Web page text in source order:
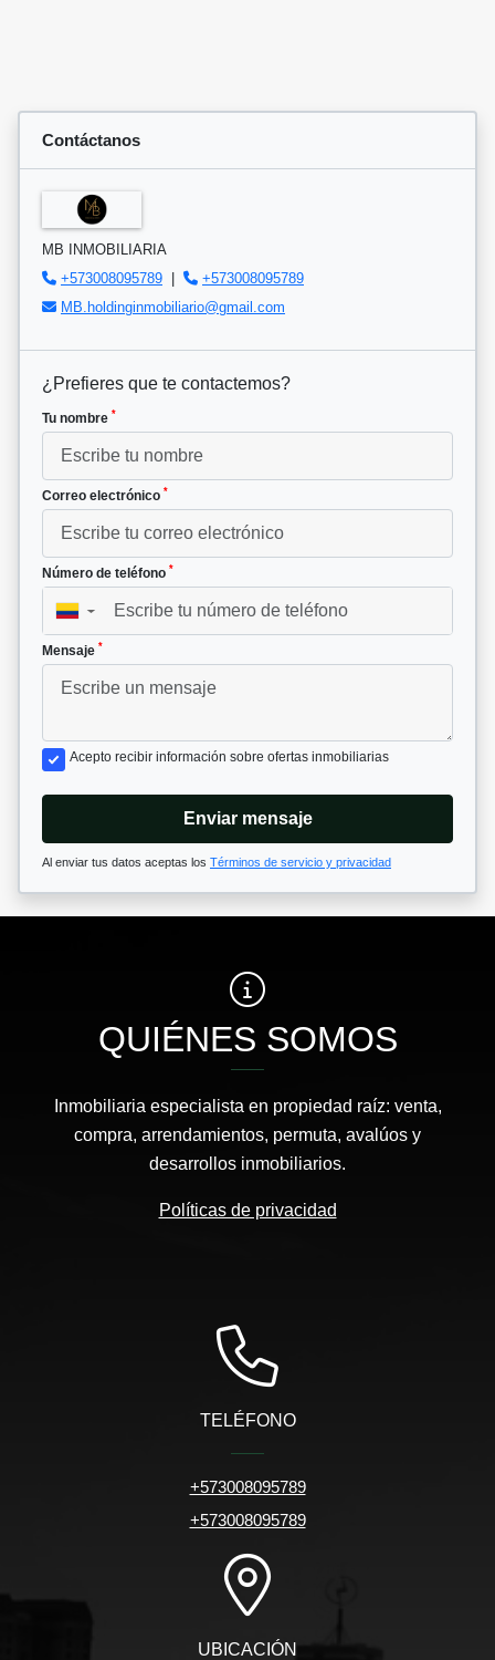
Contáctanos
MB INMOBILIARIA
+573008095789 |
+573008095789
MB.holdinginmobiliario@gmail.com
¿Prefieres que te contactemos?
Tu nombre *
Correo electrónico *
Número de teléfono *
▼
Mensaje *
Acepto recibir información sobre ofertas inmobiliarias
Enviar mensaje
Al enviar tus datos aceptas los Términos de servicio y privacidad
QUIÉNES SOMOS
Inmobiliaria especialista en propiedad raíz: venta,
compra, arrendamientos, permuta, avalúos y
desarrollos inmobiliarios.
Políticas de privacidad
TELÉFONO
+573008095789
+573008095789
UBICACIÓN